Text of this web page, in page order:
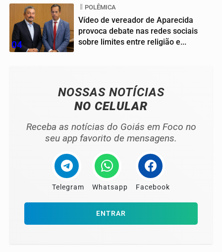
04
POLÊMICA
Vídeo de vereador de Aparecida
provoca debate nas redes sociais
sobre limites entre religião e...
NOSSAS NOTÍCIAS
NO CELULAR
Receba as notícias do Goiás em Foco no
seu app favorito de mensagens.
Telegram Whatsapp Facebook
ENTRAR